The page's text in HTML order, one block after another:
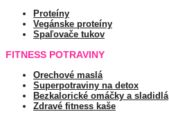
Proteíny
Vegánske proteíny
Spaľovače tukov
FITNESS POTRAVINY
Orechové maslá
Superpotraviny na detox
Bezkalorické omáčky a sladidlá
Zdravé fitness kaše